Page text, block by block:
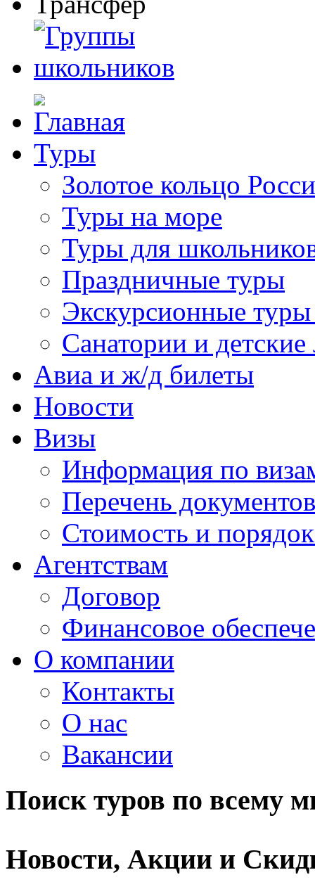
Туры
Золотое кольцо
Туры на море
Туры для
Праздничные туры
Экскурсионные
Санатории и детские
Авиа и ж/д билеты
Новости
Визы
Информация по
Перечень
Стоимость и
Агентствам
Договор
Финансовое
О компании
Контакты
О нас
Вакансии
Поиск туров по всему
Новости, Акции и